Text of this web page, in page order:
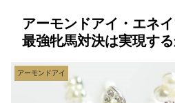
アーモンドアイ・エネ
最強牝馬対決は実現す
アーモンドアイ